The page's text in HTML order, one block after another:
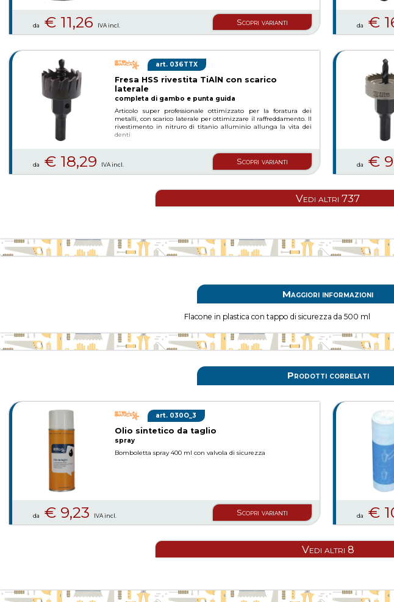
da € 11,26 IVA incl. Scopri varianti da €
036TTX
Fresa HSS rivestita TiAlN con scarico
laterale
completa di gambo e punta guida
Articolo super professionale ottimizzato per la foratura dei
metalli, con scarico laterale per ottimizzare il raffreddamento. Il
rivestimento in nitruro di titanio alluminio allunga la vita dei
denti
da € 18,29 IVA incl. Scopri varianti da €
Vedi altri 737
Maggiori informazioni
Flacone in plastica con tappo di sicurezza da 500 ml
Prodotti correlati
030O_3
Olio sintetico da taglio
spray
Bomboletta spray 400 ml con valvola di sicurezza
da € 9,23 IVA incl. Scopri varianti da €
Vedi altri 8